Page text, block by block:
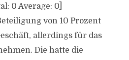
0 Average: 0]
von 10 Prozent
allerdings für das
Die hatte die